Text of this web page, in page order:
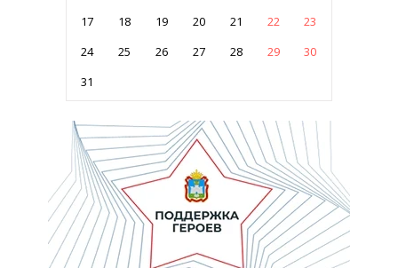
17
18 19 20 21 22
23
24
25 26 27 28 29
30
31